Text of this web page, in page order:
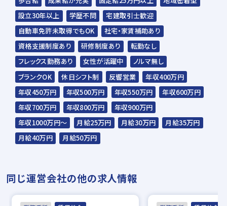
ビルの7階にお店がご
ざいます。全店舗駅近
で通勤もらくらくで
す。
設立30年以上
学歴不問
宅建取引士歓迎
自動車免許未取得でもOK
社宅・家賃補助あり
資格支援制度あり
研修制度あり
転勤なし
フレックス勤務あり
女性が活躍中
ノルマ無し
ブランクOK
休日シフト制 反響営業
年収400万円
年収450万円
年収500万円 年収550万円
年収600万円
年収700万円
年収800万円
年収900万円
年収1000万円～
月給25万円 月給30万円
月給35万円
月給40万円
月給50万円
同じ運営会社の他の求人情報